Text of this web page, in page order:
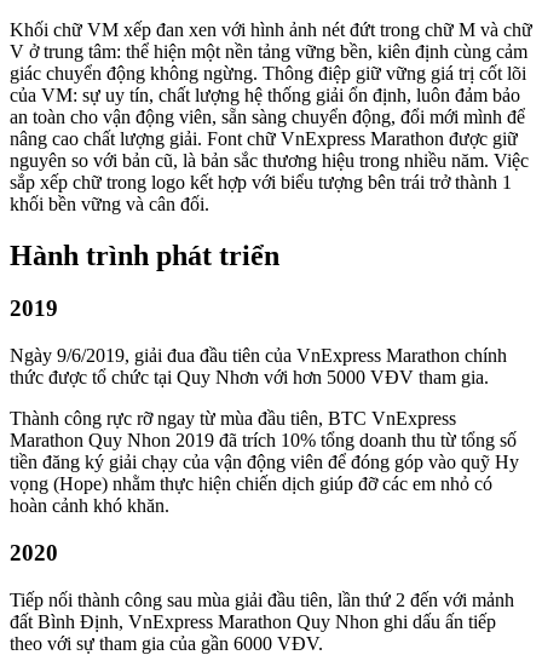
Khối chữ VM xếp đan xen với hình ảnh nét đứt trong chữ M và chữ
V ở trung tâm: thể hiện một nền tảng vững bền, kiên định cùng cảm
giác chuyển động không ngừng. Thông điệp giữ vững giá trị cốt lõi
của VM: sự uy tín, chất lượng hệ thống giải ổn định, luôn đảm bảo
an toàn cho vận động viên, sẵn sàng chuyển động, đổi mới mình để
nâng cao chất lượng giải. Font chữ VnExpress Marathon được giữ
nguyên so với bản cũ, là bản sắc thương hiệu trong nhiều năm. Việc
sắp xếp chữ trong logo kết hợp với biểu tượng bên trái trở thành 1
khối bền vững và cân đối.
Hành trình phát triển
2019
Ngày 9/6/2019, giải đua đầu tiên của VnExpress Marathon chính
thức được tổ chức tại Quy Nhơn với hơn 5000 VĐV tham gia.
Thành công rực rỡ ngay từ mùa đầu tiên, BTC VnExpress
Marathon Quy Nhon 2019 đã trích 10% tổng doanh thu từ tổng số
tiền đăng ký giải chạy của vận động viên để đóng góp vào quỹ Hy
vọng (Hope) nhằm thực hiện chiến dịch giúp đỡ các em nhỏ có
hoàn cảnh khó khăn.
2020
Tiếp nối thành công sau mùa giải đầu tiên, lần thứ 2 đến với mảnh
đất Bình Định, VnExpress Marathon Quy Nhon ghi dấu ấn tiếp
theo với sự tham gia của gần 6000 VĐV.